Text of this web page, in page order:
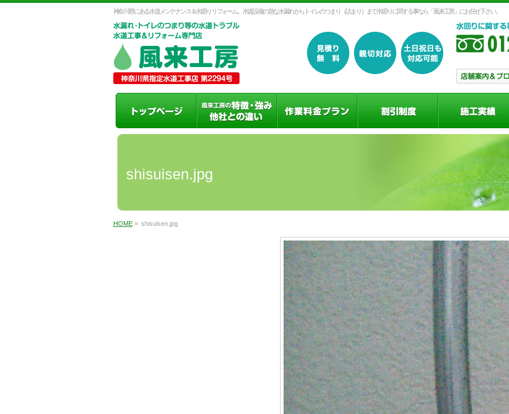
神奈川県にある水道メンテナンス＆水廻りリフォーム。水道設備の急な水漏れからトイレのつまり（詰まり）まで水廻りに関する事なら「風来工房」にお任せ下さい。
shisuisen.jpg
HOME» shisuisen.jpg